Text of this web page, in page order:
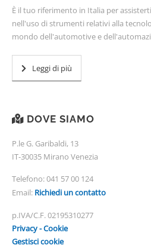
È il tuo riferimento in Italia per
nell'uso di strumenti relativi alla
mondo dell'automotive e
Leggi di più
DOVE SIAMO
P.le G. Garibaldi, 13
IT-30035 Mirano Venezia
Telefono:041 57 00 124
Email: Richiedi un contatto
p.IVA/C.F. 02195310277
Privacy - Cookie
Gestisci cookie